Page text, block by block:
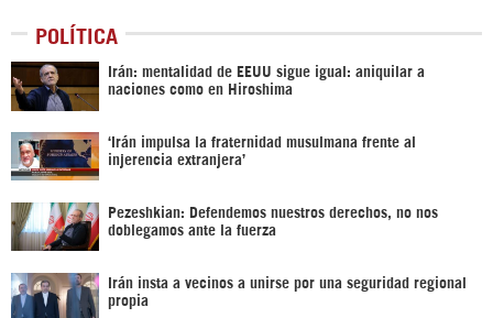
POLÍTICA
Irán: mentalidad de EEUU sigue igual: aniquilar a
naciones como en Hiroshima
‘Irán impulsa la fraternidad musulmana frente al
injerencia extranjera’
Pezeshkian: Defendemos nuestros derechos, no nos
doblegamos ante la fuerza
Irán insta a vecinos a unirse por una seguridad regional
propia